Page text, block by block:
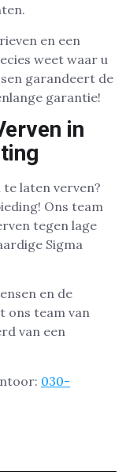
en een
weet waar u
garandeert de
garantie!
in
laten verven?
Ons team
tegen lage
Sigma
en de
ons team van
van een
030-